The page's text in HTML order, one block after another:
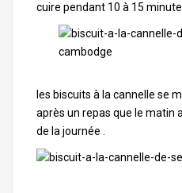
cuire pendant 10 à 15
les biscuits à la cannelle se
après un repas que le matin
de la journée .